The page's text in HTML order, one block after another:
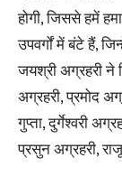
होगी, जिससे हमें
उपवर्गों में बंटे हैं,
जयश्री अग्रहरी ने
अग्रहरी, प्रमोद
गुप्ता, दुर्गेश्वरी
प्रसुन अग्रहरी,